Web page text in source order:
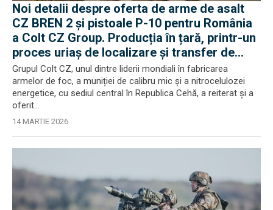
Noi detalii despre oferta de arme de asalt
CZ BREN 2 și pistoale P-10 pentru România
a Colt CZ Group. Producția în țară, printr-un
proces uriaș de localizare și transfer de
tehnologie
Grupul Colt CZ, unul dintre liderii mondiali în fabricarea
armelor de foc, a muniției de calibru mic și a nitrocelulozei
energetice, cu sediul central în Republica Cehă, a reiterat și a
oferit...
14 MARTIE 2026